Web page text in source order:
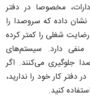
مخصوصا در دفتر
داده که سرو‌صدا را
رضایت شغلی را کمتر کرده
دارد. سیستم‌های
جلوگیری می‌کنند. اگر
کار خود را ندارید،
کنید.